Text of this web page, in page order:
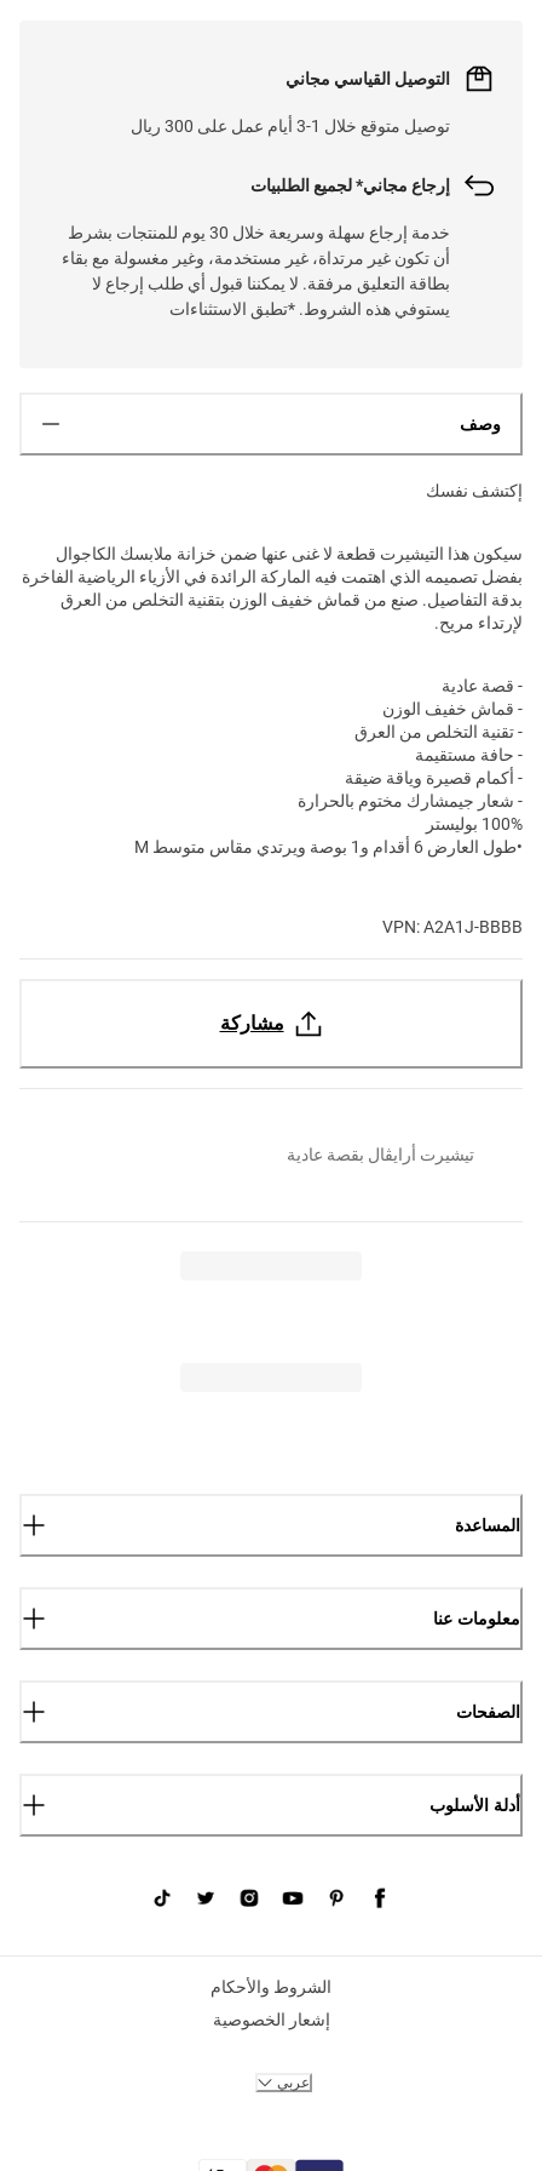
التوصيل القياسي مجاني
توصيل متوقع خلال 1-3 أيام عمل على 300 ريال
إرجاع مجاني* لجميع الطلبيات
خدمة إرجاع سهلة وسريعة خلال 30 يوم للمنتجات بشرط
أن تكون غير مرتداة، غير مستخدمة، وغير مغسولة مع بقاء
بطاقة التعليق مرفقة. لا يمكننا قبول أي طلب إرجاع لا
يستوفي هذه الشروط. *تطبق الاستثناءات
وصف
إكتشف نفسك
سيكون هذا التيشيرت قطعة لا غنى عنها ضمن خزانة ملابسك الكاجوال
بفضل تصميمه الذي اهتمت فيه الماركة الرائدة في الأزياء الرياضية الفاخرة
بدقة التفاصيل. صنع من قماش خفيف الوزن بتقنية التخلص من العرق
لإرتداء مريح.
- قصة عادية
- قماش خفيف الوزن
- تقنية التخلص من العرق
- حافة مستقيمة
- أكمام قصيرة وياقة ضيقة
- شعار جيمشارك مختوم بالحرارة
100% بوليستر
•طول العارض 6 أقدام و1 بوصة ويرتدي مقاس متوسط M
VPN: A2A1J-BBBB
مشاركة
تيشيرت أرايڤال بقصة عادية
المساعدة
معلومات عنا
الصفحات
أدلة الأسلوب
الشروط والأحكام
إشعار الخصوصية
عربي